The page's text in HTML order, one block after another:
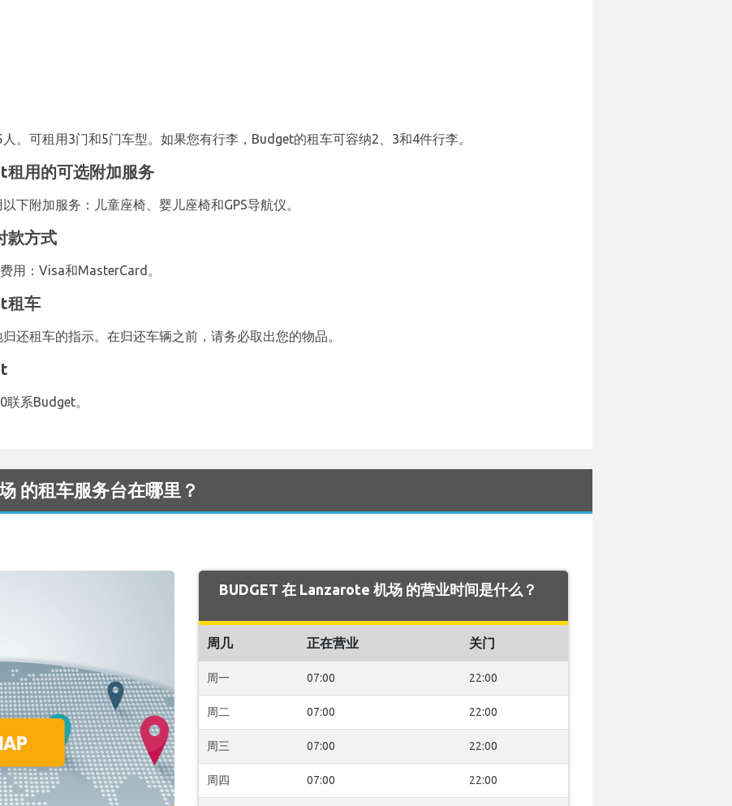
。可租用3门和5门车型。如果您有行李，Budget的租车可容纳2、3和4件行李。
用的可选附加服务
下附加服务：儿童座椅、婴儿座椅和GPS导航仪。
款方式
用：Visa和MasterCard。
租车
还租车的指示。在归还车辆之前，请务必取出您的物品。
系Budget。
的租车服务台在哪里？
BUDGET 在 Lanzarote 机场 的营业时间是什么？
周几 正在营业 关门
周一 07:00 22:00
周二 07:00 22:00
周三 07:00 22:00
周四 07:00 22:00